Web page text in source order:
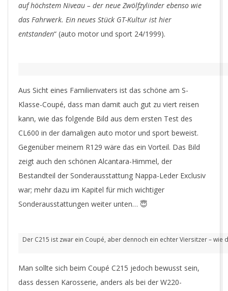
auf höchstem Niveau – der neue Zwölfzylinder ebenso wie
das Fahrwerk. Ein neues Stück GT-Kultur ist hier
entstanden“ (auto motor und sport 24/1999).
Aus Sicht eines Familienvaters ist das schöne am S-
Klasse-Coupé, dass man damit auch gut zu viert reisen
kann, wie das folgende Bild aus dem ersten Test des
CL600 in der damaligen auto motor und sport beweist.
Gegenüber meinem R129 wäre das ein Vorteil. Das Bild
zeigt auch den schönen Alcantara-Himmel, der
Bestandteil der Sonderausstattung Nappa-Leder Exclusiv
war; mehr dazu im Kapitel für mich wichtiger
Sonderausstattungen weiter unten… 😇
Der C215 ist zwar ein Coupé, aber dennoch ein echter Viersitzer –
Man sollte sich beim Coupé C215 jedoch bewusst sein,
dass dessen Karosserie, anders als bei der W220-